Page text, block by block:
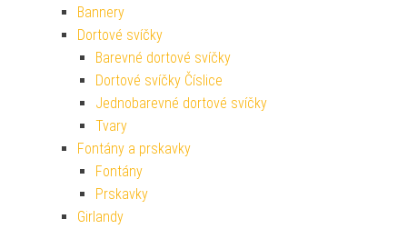
Bannery
Dortové svíčky
Barevné dortové svíčky
Dortové svíčky Číslice
Jednobarevné dortové svíčky
Tvary
Fontány a prskavky
Fontány
Prskavky
Girlandy